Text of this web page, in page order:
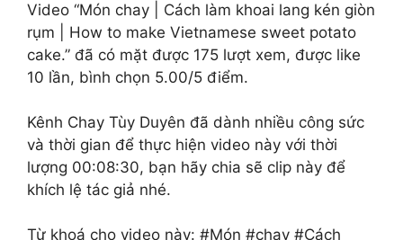
Video “Món chay | Cách làm khoai lang kén giòn
rụm | How to make Vietnamese sweet potato
cake.” đã có mặt được 175 lượt xem, được like
10 lần, bình chọn 5.00/5 điểm.
Kênh Chay Tùy Duyên đã dành nhiều công sức
và thời gian để thực hiện video này với thời
lượng 00:08:30, bạn hãy chia sẽ clip này để
khích lệ tác giả nhé.
Từ khoá cho video này: #Món #chay #Cách